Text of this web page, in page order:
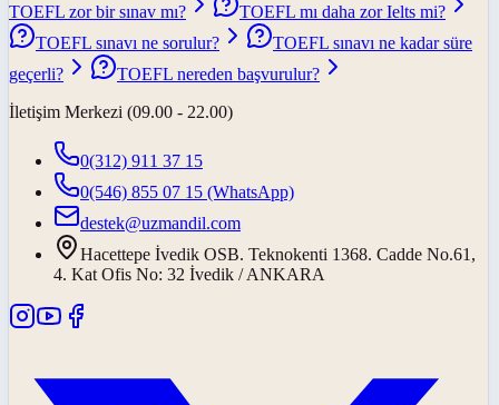
TOEFL zor bir sınav mı?
TOEFL mı daha zor Ielts mi?
TOEFL sınavı ne sorulur?
TOEFL sınavı ne kadar süre
geçerli?
TOEFL nereden başvurulur?
İletişim Merkezi (09.00 - 22.00)
0(312) 911 37 15
0(546) 855 07 15 (WhatsApp)
destek@uzmandil.com
Hacettepe İvedik OSB. Teknokenti 1368. Cadde No.61,
4. Kat Ofis No: 32 İvedik / ANKARA